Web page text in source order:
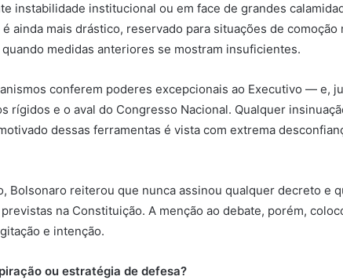
instabilidade institucional ou em face de grandes
ainda mais drástico, reservado para situações de comoção
medidas anteriores se mostram insuficientes.
conferem poderes excepcionais ao Executivo — e,
rígidos e o aval do Congresso Nacional. Qualquer
dessas ferramentas é vista com extrema
Bolsonaro reiterou que nunca assinou qualquer decreto e
na Constituição. A menção ao debate, porém,
e intenção.
ou estratégia de defesa?